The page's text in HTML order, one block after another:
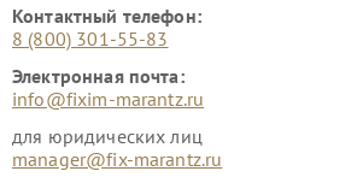
Контактный телефон:
8 (800) 301-55-83
Электронная почта:
info@fixim-marantz.ru
для юридических лиц
manager@fix-marantz.ru